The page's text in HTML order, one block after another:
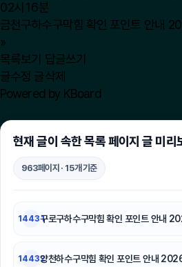
02시16분
금천구하수구막힘 확인 포인트 안내
»
목록보기
답글쓰기
글수정 글삭제
Powered by KBoard
현재 글이 속한 목록 페이지 글 미리
963페이지 · 15개 기준
14431구로구하수구막힘 확인 포인트 안
14432양천하수구막힘 확인 포인트 안내